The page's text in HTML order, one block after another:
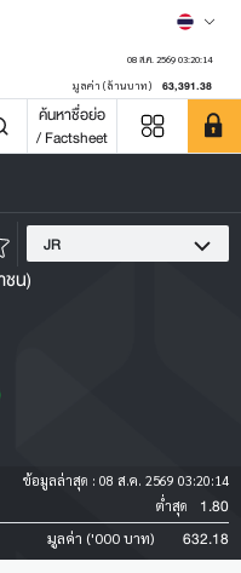
08 ส.ค. 2569 03:20:14
มูลค่า (ล้านบาท) 63,391.38
ค้นหาชื่อย่อ
/ Factsheet
JR
น)
ข้อมูลล่าสุด : 08 ส.ค. 2569 03:20:14
ต่ำสุด 1.80
มูลค่า ('000 บาท) 632.18